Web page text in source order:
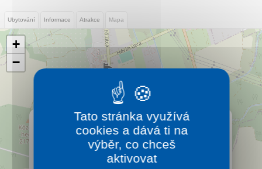
Podmínky
Partneři
Tištěné katalogy
Ubytování Informace Atrakce Mapa
Alsópáhok
Lázeňská obec Alsopáhok patří mezi nejmalebnější
obce v Maďarsku. První písemná zmínka pochází z
roku 1259, kde je původní název obce Paah.
+
−
Tato stránka využívá
cookies a dává ti na
výběr, co chceš
aktivovat